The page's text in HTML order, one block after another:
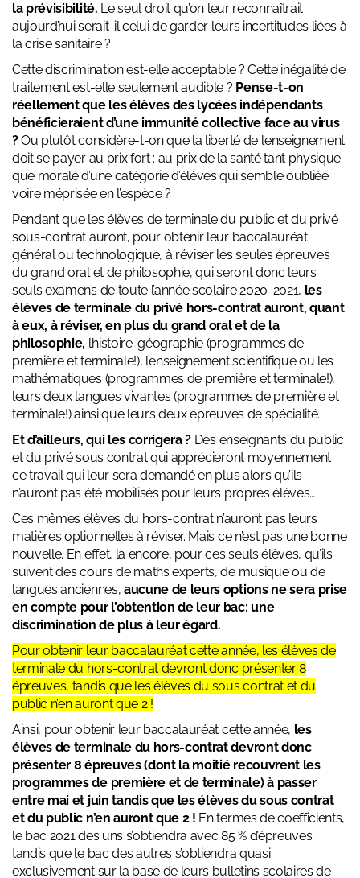
la prévisibilité. Le seul droit qu’on leur reconnaîtrait
aujourd’hui serait-il celui de garder leurs incertitudes liées à
la crise sanitaire ?
Cette discrimination est-elle acceptable ? Cette inégalité de
traitement est-elle seulement audible ? Pense-t-on
réellement que les élèves des lycées indépendants
bénéficieraient d’une immunité collective face au virus
?Ou plutôt considère-t-on que la liberté de l’enseignement
doit se payer au prix fort : au prix de la santé tant physique
que morale d’une catégorie d’élèves qui semble oubliée
voire méprisée en l’espèce ?
Pendant que les élèves de terminale du public et du privé
sous-contrat auront, pour obtenir leur baccalauréat
général ou technologique, à réviser les seules épreuves
du grand oral et de philosophie, qui seront donc leurs
seuls examens de toute l’année scolaire 2020-2021, les
élèves de terminale du privé hors-contrat auront, quant
à eux, à réviser, en plus du grand oral et de la
philosophie, l’histoire-géographie (programmes de
première et terminale!), l’enseignement scientifique ou les
mathématiques (programmes de première et terminale!),
leurs deux langues vivantes (programmes de première et
terminale!) ainsi que leurs deux épreuves de spécialité.
Et d’ailleurs, qui les corrigera ? Des enseignants du public
et du privé sous contrat qui apprécieront moyennement
ce travail qui leur sera demandé en plus alors qu’ils
n’auront pas été mobilisés pour leurs propres élèves…
Ces mêmes élèves du hors-contrat n’auront pas leurs
matières optionnelles à réviser. Mais ce n’est pas une bonne
nouvelle. En effet, là encore, pour ces seuls élèves, qu’ils
suivent des cours de maths experts, de musique ou de
langues anciennes, aucune de leurs options ne sera prise
en compte pour l’obtention de leur bac: une
discrimination de plus à leur égard.
Pour obtenir leur baccalauréat cette année, les élèves de
terminale du hors-contrat devront donc présenter 8
épreuves, tandis que les élèves du sous contrat et du
public n’en auront que 2 !
Ainsi, pour obtenir leur baccalauréat cette année, les
élèves de terminale du hors-contrat devront donc
présenter 8 épreuves (dont la moitié recouvrent les
programmes de première et de terminale) à passer
entre mai et juin tandis que les élèves du sous contrat
et du public n’en auront que 2 ! En termes de coefficients,
le bac 2021 des uns s’obtiendra avec 85 % d’épreuves
tandis que le bac des autres s’obtiendra quasi
exclusivement sur la base de leurs bulletins scolaires de